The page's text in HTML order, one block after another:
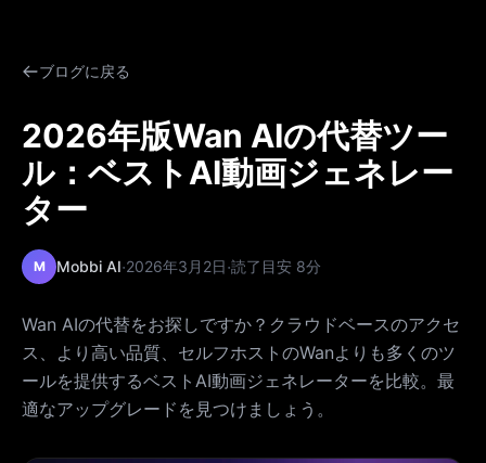
ブログに戻る
2026年版Wan AIの代替ツー
ル：ベストAI動画ジェネレー
ター
M Mobbi AI·2026年3月2日·読了目安 8分
Wan AIの代替をお探しですか？クラウドベースのアクセ
ス、より高い品質、セルフホストのWanよりも多くのツ
ールを提供するベストAI動画ジェネレーターを比較。最
適なアップグレードを見つけましょう。